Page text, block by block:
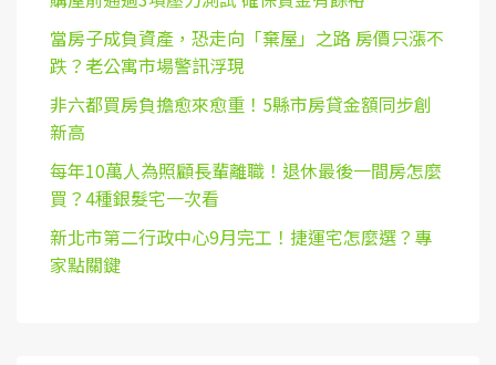
當房子成負資產，恐走向「棄屋」之路 房價只漲不
跌？老公寓市場警訊浮現
非六都買房負擔愈來愈重！5縣市房貸金額同步創
新高
每年10萬人為照顧長輩離職！退休最後一間房怎麼
買？4種銀髮宅一次看
新北市第二行政中心9月完工！捷運宅怎麼選？專
家點關鍵